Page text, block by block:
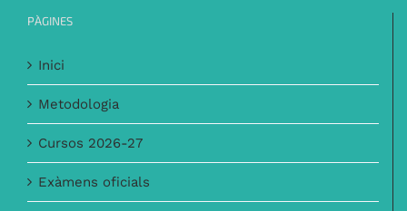
PÀGINES
Inici
Metodologia
Cursos 2026-27
Exàmens oficials